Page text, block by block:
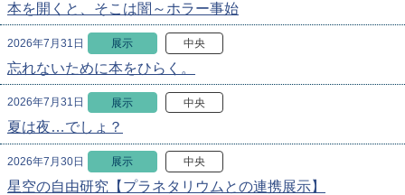
本を開くと、そこは闇～ホラー事始
2026年7月31日 展示 中央
忘れないために本をひらく。
2026年7月31日 展示 中央
夏は夜…でしょ？
2026年7月30日 展示 中央
星空の自由研究【プラネタリウムとの連携展示】